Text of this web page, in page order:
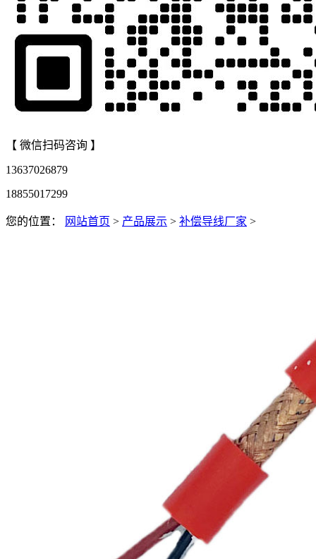
【 微信扫码咨询 】
13637026879
18855017299
您的位置： 网站首页 > 产品展示 > 补偿导线厂家 >